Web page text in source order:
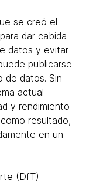
se creó el
dar cabida
datos y evitar
publicarse
de datos. Sin
actual
y rendimiento
resultado,
en un
(DfT)